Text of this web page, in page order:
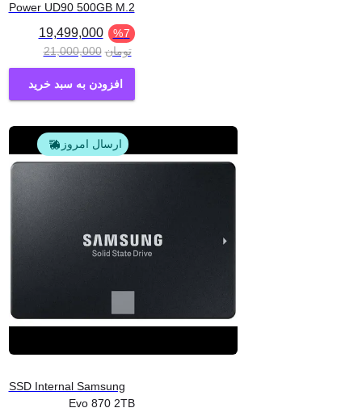
Power UD90 500GB M.2
19,499,000 %7
21,000,000 تومان
افزودن به سبد خرید
ارسال امروز
SSD Internal Samsung
Evo 870 2TB